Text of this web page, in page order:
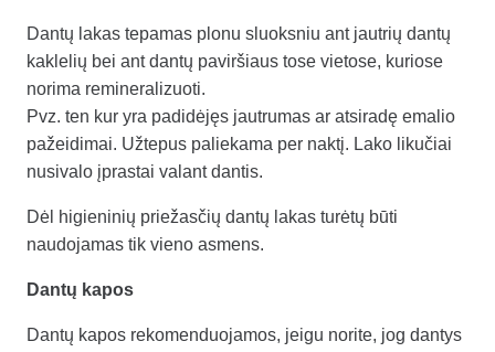
Dantų lakas tepamas plonu sluoksniu ant jautrių dantų
kaklelių bei ant dantų paviršiaus tose vietose, kuriose
norima remineralizuoti.
Pvz. ten kur yra padidėjęs jautrumas ar atsiradę emalio
pažeidimai. Užtepus paliekama per naktį. Lako likučiai
nusivalo įprastai valant dantis.
Dėl higieninių priežasčių dantų lakas turėtų būti
naudojamas tik vieno asmens.
Dantų kapos
Dantų kapos rekomenduojamos, jeigu norite, jog dantys